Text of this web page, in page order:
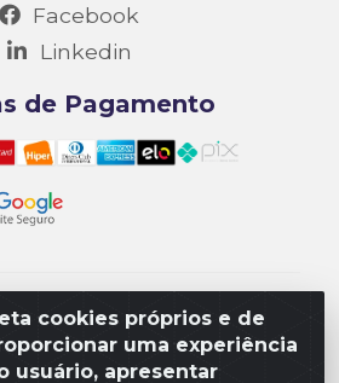
cookies próprios e de
uma experiência
usuário, apresentar
Facebook
Linkedin
de Pagamento
- Rua 14, Polo Empresarial
15; Lote 04, Aparecida de
CEP 74985-182. - CNPJ